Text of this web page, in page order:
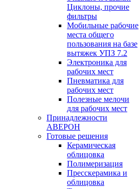
Циклоны, прочие
фильтры
Мобильные рабочие
места общего
пользования на базе
вытяжек УПЗ 7.2
Электроника для
рабочих мест
Пневматика для
рабочих мест
Полезные мелочи
для рабочих мест
Принадлежности
АВЕРОН
Готовые решения
Керамическая
облицовка
Полимеризация
Пресскерамика и
облицовка